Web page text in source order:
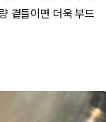
곁들이면 더욱 부드